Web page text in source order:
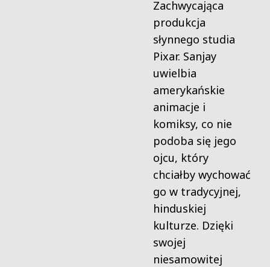
Zachwycająca
produkcja
słynnego studia
Pixar. Sanjay
uwielbia
amerykańskie
animacje i
komiksy, co nie
podoba się jego
ojcu, który
chciałby wychować
go w tradycyjnej,
hinduskiej
kulturze. Dzięki
swojej
niesamowitej